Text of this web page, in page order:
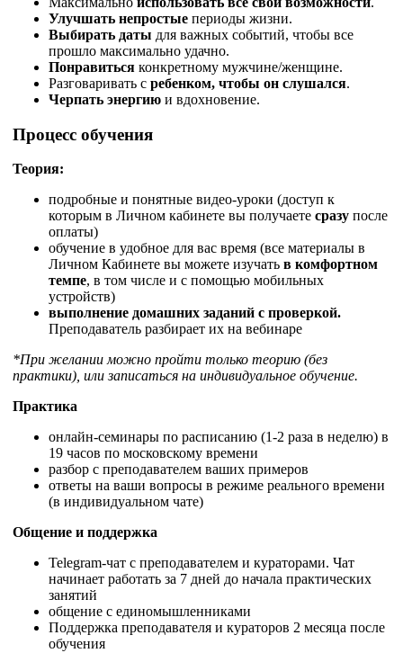
Улучшать непростые периоды жизни.
Выбирать даты для важных событий, чтобы все
прошло максимально удачно.
Понравиться конкретному мужчине/женщине.
Разговаривать с ребенком, чтобы он слушался.
Черпать энергию и вдохновение.
Процесс обучения
Теория:
подробные и понятные видео-уроки (доступ к
которым в Личном кабинете вы получаете сразу после
оплаты)
обучение в удобное для вас время (все материалы в
Личном Кабинете вы можете изучать в комфортном
темпе, в том числе и с помощью мобильных
устройств)
выполнение домашних заданий с проверкой.
Преподаватель разбирает их на вебинаре
*При желании можно пройти только теорию (без
практики), или записаться на индивидуальное обучение.
Практика
онлайн-семинары по расписанию (1-2 раза в неделю) в
19 часов по московскому времени
разбор с преподавателем ваших примеров
ответы на ваши вопросы в режиме реального времени
(в индивидуальном чате)
Общение и поддержка
Telegram-чат с преподавателем и кураторами. Чат
начинает работать за 7 дней до начала практических
занятий
общение с единомышленниками
Поддержка преподавателя и кураторов 2 месяца после
обучения